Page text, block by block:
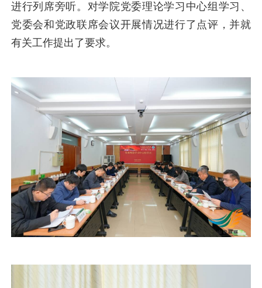
进行列席旁听。对学院党委理论学习中心组学习、
党委会和党政联席会议开展情况进行了点评，并就
有关工作提出了要求。